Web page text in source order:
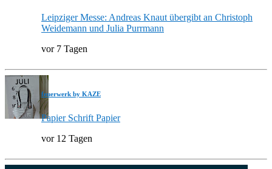
Leipziger Messe: Andreas Knaut übergibt an Christoph
Weidemann und Julia Purrmann
vor 7 Tagen
feuerwerk by KAZE
Papier Schrift Papier
vor 12 Tagen